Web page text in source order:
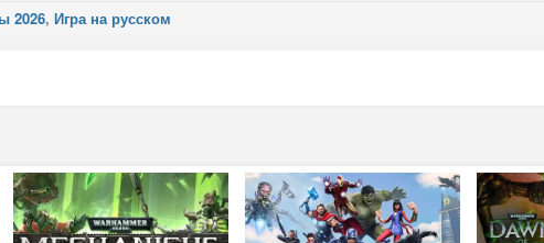
2026, Игра на русском